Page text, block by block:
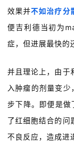
效果并不如治疗分
便吉利德当初为
症，但进展最快的
并且理论上，由于
入肿瘤的剂量变
步下降。即便是
了红细胞结合的问
不良反应，造成进